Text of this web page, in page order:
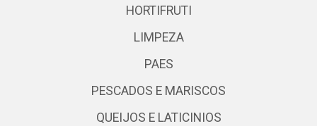
HORTIFRUTI
LIMPEZA
PAES
PESCADOS E MARISCOS
QUEIJOS E LATICINIOS